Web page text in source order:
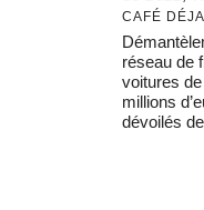
CAFÉ
réseau de
voitures
millions
dévoilés